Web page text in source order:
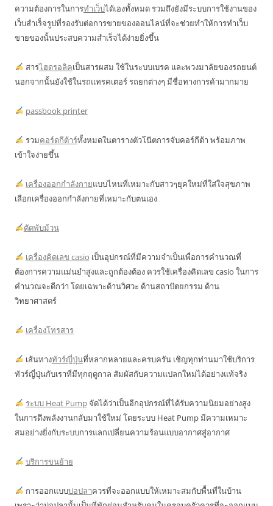
ความต้องการในการทำเว็บได้เองทั้งหมด รวมถึงยังมีระบบการใช้งานของ
เว็บสำเร็จรูปที่รองรับต่อการขายของออนไลน์ที่จะช่วยทำให้การทำเว็บ
ขายของนั้นประสบความสำเร็จได้ง่ายยิ่งขึ้น
สารไฮดรอลิคเป็นสารผสม ใช้ในระบบเบรค และพวงมาลัยของรถยนต์
นอกจากนั้นยังใช้ในรถแทรคเตอร์ รถยกต่างๆ มีชื่อทางการค้ามากมาย
passbook printer
รวมคอร์ดกีต้าร์ทั้งหมดในตารางตัวโน๊ตการจับคอร์กีต้า พร้อมภาพ
เข้าใจง่ายขึ้น
เครื่องออกกำลังกายแบบไหนที่เหมาะกับสาวๆยุคใหม่ที่ใส่ใจสุขภาพ
เลือกเครื่องออกกำลังกายที่เหมาะกับตนเอง
ตัดพับม้วน
เครื่องคิดเลข casio เป็นอุปกรณ์ที่มีความจำเป็นเพื่อการคำนวณที่
ต้องการความแม่นยำสูงและถูกต้องต้อง ควรใช้เครื่องคิดเลข casio ในการ
คำนวณจะดีกว่า โดยเฉพาะด้านวิศวะ ด้านสถาปัตยกรรม ด้าน
วิทยาศาสตร์
เครื่องโทรสาร
เส้นทางทัวร์ญี่ปุ่นที่หลากหลายและครบครัน เชิญทุกท่านมาใช้บริการ
ทัวร์ญี่ปุ่นกับเราที่มีทุกฤดูกาล สัมผัสกับความแปลกใหม่ได้อย่างแท้จริง
ระบบ Heat Pumpจัดได้ว่าเป็นอีกอุปกรณ์ที่ได้รับความนิยมอย่างสูง
ในการดึงพลังงานกลับมาใช้ใหม่ โดยระบบ Heat Pump มีความเหมาะ
สมอย่างยิ่งกับระบบการแลกเปลี่ยนความร้อนแบบอากาศสู่อากาศ
บริการขนย้าย
การออกแบบบ่อปลาควรที่จะออกแบบให้เหมาะสมกับพื้นที่ในบ้าน